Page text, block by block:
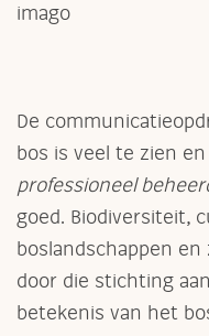
imago
De
bos is veel te zien
professioneel
goed. Biodiversiteit,
boslandschappen
door die stichting
betekenis van het